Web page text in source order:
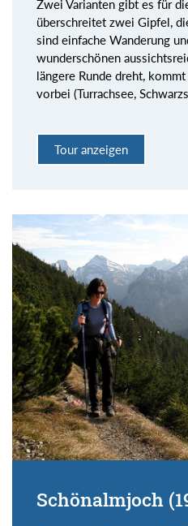
Zwei Varianten gibt es für
überschreitet zwei Gipfel,
sind einfache Wanderung
wunderschönen
längere Runde dreht,
vorbei (Turrachsee,
Tour anzeigen
Schönalmjoch